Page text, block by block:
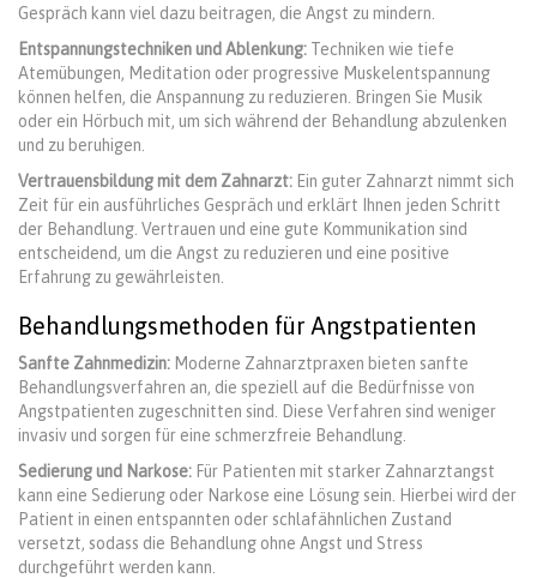
Gespräch kann viel dazu beitragen, die Angst zu mindern.
Entspannungstechniken und Ablenkung: Techniken wie tiefe
Atemübungen, Meditation oder progressive Muskelentspannung
können helfen, die Anspannung zu reduzieren. Bringen Sie Musik
oder ein Hörbuch mit, um sich während der Behandlung abzulenken
und zu beruhigen.
Vertrauensbildung mit dem Zahnarzt: Ein guter Zahnarzt nimmt sich
Zeit für ein ausführliches Gespräch und erklärt Ihnen jeden Schritt
der Behandlung. Vertrauen und eine gute Kommunikation sind
entscheidend, um die Angst zu reduzieren und eine positive
Erfahrung zu gewährleisten.
Behandlungsmethoden für Angstpatienten
Sanfte Zahnmedizin: Moderne Zahnarztpraxen bieten sanfte
Behandlungsverfahren an, die speziell auf die Bedürfnisse von
Angstpatienten zugeschnitten sind. Diese Verfahren sind weniger
invasiv und sorgen für eine schmerzfreie Behandlung.
Sedierung und Narkose: Für Patienten mit starker Zahnarztangst
kann eine Sedierung oder Narkose eine Lösung sein. Hierbei wird der
Patient in einen entspannten oder schlafähnlichen Zustand
versetzt, sodass die Behandlung ohne Angst und Stress
durchgeführt werden kann.